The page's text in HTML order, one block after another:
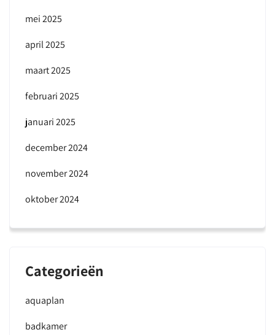
mei 2025
april 2025
maart 2025
februari 2025
januari 2025
december 2024
november 2024
oktober 2024
Categorieën
aquaplan
badkamer